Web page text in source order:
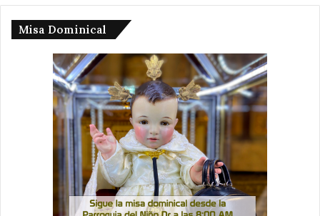
Misa Dominical